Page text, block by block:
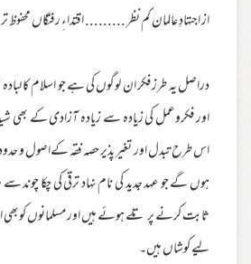
از اجتہادِ عالمان کم نظر ......... اقتداءِ رفتگاں محفوظ تر
دراصل یہ طرز فکر ان لوگوں کی ہے جو اسلام کا
اور فکروعمل کی زیادہ سے زیادہ آزادی کے بھی
اس طرح تبدل اور تغیر پذیر حصہ فقہ کےاصول و
ہوں گے جو عہد جدید کی نام نہاد ترقی کی چکا چوند
ثابت کرنے پر تلے ہوئے ہیں اور مسلمانوں
لیے کوشاں ہیں۔